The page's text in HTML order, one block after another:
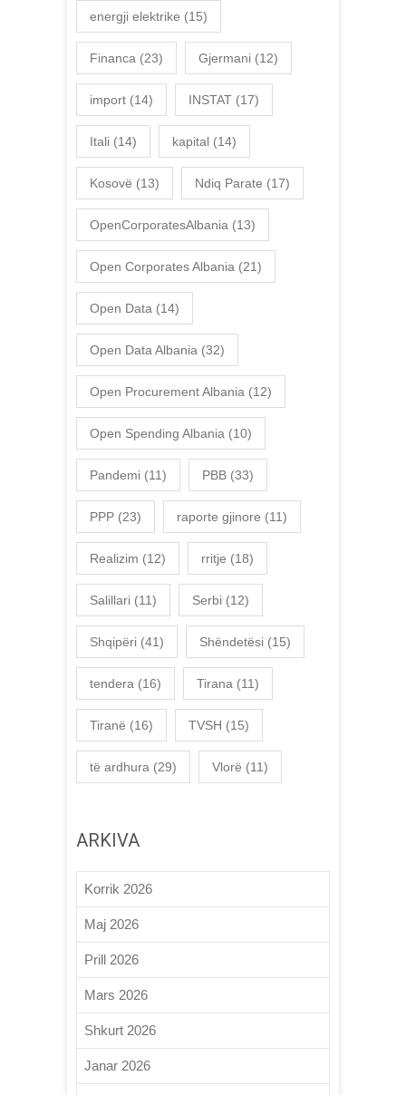
energji elektrike (15)
Financa (23) Gjermani (12)
import (14) INSTAT (17)
Itali (14) kapital (14)
Kosovë (13) Ndiq Parate (17)
OpenCorporatesAlbania (13)
Open Corporates Albania (21)
Open Data (14)
Open Data Albania (32)
Open Procurement Albania (12)
Open Spending Albania (10)
Pandemi (11) PBB (33)
PPP (23) raporte gjinore (11)
Realizim (12) rritje (18)
Salillari (11) Serbi (12)
Shqipëri (41) Shëndetësi (15)
tendera (16) Tirana (11)
Tiranë (16) TVSH (15)
të ardhura (29) Vlorë (11)
ARKIVA
Korrik 2026
Maj 2026
Prill 2026
Mars 2026
Shkurt 2026
Janar 2026